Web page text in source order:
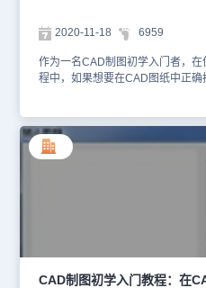
2020-11-18 6959
作为一名CAD制图初学入门者，
程中，如果想要在CAD图纸中正
图纸中插入图框的操作步骤： 1、
然后找到菜单位置，并依次点击
(CRTK)；直接插入事先入库的完
接插图框，然后单击按钮，进入图
图幅和加长图幅都要独立入库，每
院标等附件的完整图框。2）图纸
下插入则选择比例。3）确定所有
中点，拖动显示图框，命令行提
图框位置即可插入图框，右键或回
CAD制图初学入门教程：在